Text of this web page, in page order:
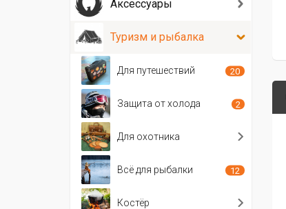
Аксессуары
Туризм и рыбалка
Для путешествий 20
Защита от холода 2
Для охотника
Всё для рыбалки 12
Костёр